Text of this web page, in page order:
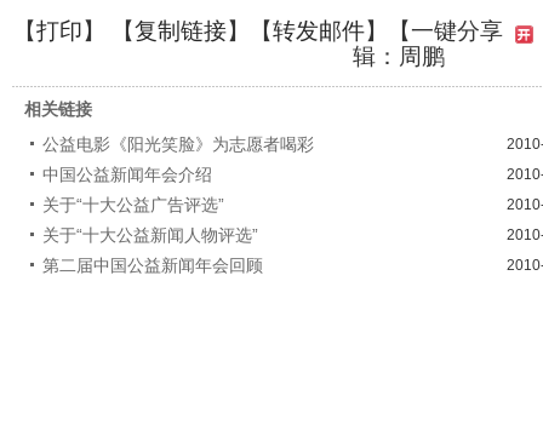
【打印】 【复制链接】【转发邮件】
【一键分享
辑：周鹏
相关链接
公益电影《阳光笑脸》为志愿者喝彩
中国公益新闻年会介绍
关于“十大公益广告评选”
关于“十大公益新闻人物评选”
第二届中国公益新闻年会回顾